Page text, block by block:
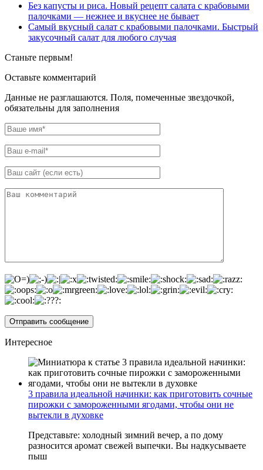
Без капусты и риса. Новый рецепт салата с крабовыми
палочками — нежнее и вкуснее не бывает
Самый вкусный салат с крабовыми палочками. Быстрый
закусочный салат для любого случая
Станьте первым!
Оставьте комментарий
Данные не разглашаются. Поля, помеченные звездочкой,
обязательны для заполнения
Интересное
3 правила идеальной начинки: как приготовить сочные
пирожки с замороженными ягодами, чтобы они не
вытекли в духовке
Представьте: холодный зимний вечер, а по дому
разносится аромат свежей выпечки. Вы надкусываете
пыш